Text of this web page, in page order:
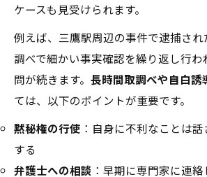
ケースも見受けられます。
例えば、三鷹駅周辺の事件で逮捕さ
調べで細かい事実確認を繰り返し行わ
問が続きます。 長時間取調べや自白誘
ては、以下のポイントが重要です。
黙秘権の行使 ：自身に不利なことは
する
弁護士への相談 ：早期に専門家に連